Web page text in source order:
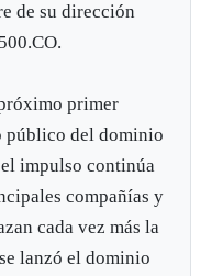
de su dirección
primer
público del dominio
impulso continúa
compañías y
cada vez más la
lanzó el dominio